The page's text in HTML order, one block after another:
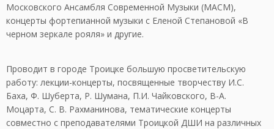
Московского Ансамбля Современной Музыки (МАСМ),
концерты фортепианной музыки с Еленой Степановой «В
черном зеркале рояля» и другие.
Проводит в городе Троицке большую просветительскую
работу: лекции-концерты, посвященные творчеству И.С.
Баха, Ф. Шуберта, Р. Шумана, П.И. Чайковского, В-А.
Моцарта, С. В. Рахманинова, тематические концерты
совместно с преподавателями Троицкой ДШИ на различных